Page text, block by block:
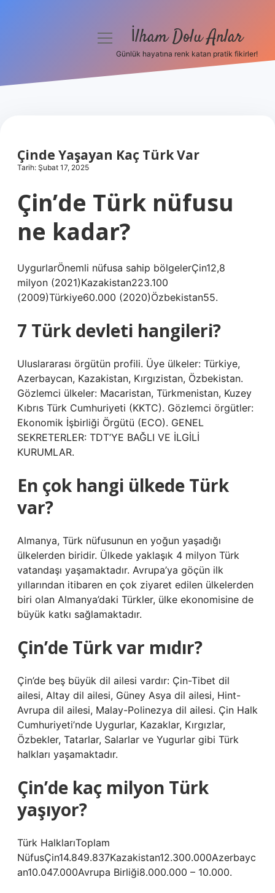
Hakkımızda
menüyü İlham Dolu Anlar
Günlük hayatına renk katan pratik fikirler!
Çinde Yaşayan Kaç Türk Var
Tarih: Şubat 17, 2025
Çin’de Türk nüfusu
ne kadar?
UygurlarÖnemli nüfusa sahip bölgelerÇin12,8
milyon (2021)Kazakistan223.100
(2009)Türkiye60.000 (2020)Özbekistan55.
7 Türk devleti hangileri?
Uluslararası örgütün profili. Üye ülkeler: Türkiye,
Azerbaycan, Kazakistan, Kırgızistan, Özbekistan.
Gözlemci ülkeler: Macaristan, Türkmenistan, Kuzey
Kıbrıs Türk Cumhuriyeti (KKTC). Gözlemci örgütler:
Ekonomik İşbirliği Örgütü (ECO). GENEL
SEKRETERLER: TDT’YE BAĞLI VE İLGİLİ
KURUMLAR.
En çok hangi ülkede Türk
var?
Almanya, Türk nüfusunun en yoğun yaşadığı
ülkelerden biridir. Ülkede yaklaşık 4 milyon Türk
vatandaşı yaşamaktadır. Avrupa’ya göçün ilk
yıllarından itibaren en çok ziyaret edilen ülkelerden
biri olan Almanya’daki Türkler, ülke ekonomisine de
büyük katkı sağlamaktadır.
Çin’de Türk var mıdır?
Çin’de beş büyük dil ailesi vardır: Çin-Tibet dil
ailesi, Altay dil ailesi, Güney Asya dil ailesi, Hint-
Avrupa dil ailesi, Malay-Polinezya dil ailesi. Çin Halk
Cumhuriyeti’nde Uygurlar, Kazaklar, Kırgızlar,
Özbekler, Tatarlar, Salarlar ve Yugurlar gibi Türk
halkları yaşamaktadır.
Çin’de kaç milyon Türk
yaşıyor?
Türk HalklarıToplam
NüfusÇin14.849.837Kazakistan12.300.000Azerbayc
an10.047.000Avrupa Birliği8.000.000 – 10.000.